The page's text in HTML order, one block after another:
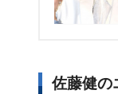
佐藤健の